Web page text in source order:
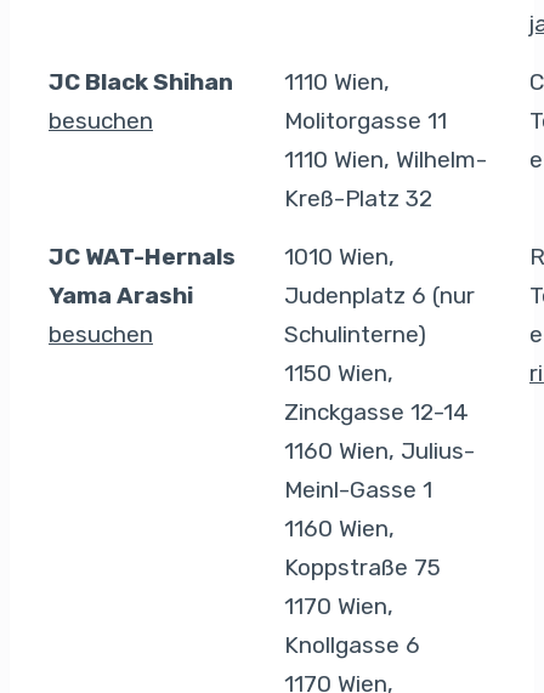
JC Black Shihan
besuchen
1110 Wien,
Molitorgasse 11
1110 Wien, Wilhelm-
Kreß-Platz 32
JC WAT-Hernals
Yama Arashi
besuchen
1010 Wien,
Judenplatz 6 (nur
Schulinterne)
1150 Wien,
Zinckgasse 12-14
1160 Wien, Julius-
Meinl-Gasse 1
1160 Wien,
Koppstraße 75
1170 Wien,
Knollgasse 6
1170 Wien,